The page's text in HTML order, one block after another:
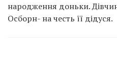
народження доньки.
Осборн- на честь її дідуся.